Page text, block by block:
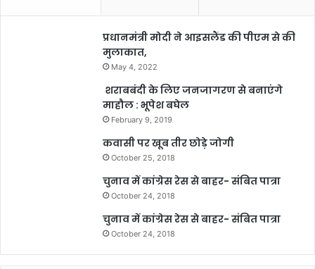
प्रधानमंत्री मोदी ने आइसलैंड की पीएम से की
मुलाकात,
May 4, 2022
शराबबंदी के लिए जनजागरण से बनाएंगे
माहौल : भूपेश बघेल
February 9, 2019
कवासी पर खूब तीर छोड़े जोगी
October 25, 2018
चुनाव में कांग्रेस रेस से बाहर- संबित पात्रा
October 24, 2018
चुनाव में कांग्रेस रेस से बाहर- संबित पात्रा
October 24, 2018